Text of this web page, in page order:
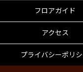
フロアガイド
アクセス
プライバシーポリ